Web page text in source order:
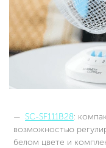
SC-SF111B28:
возможностью
белом цвете и